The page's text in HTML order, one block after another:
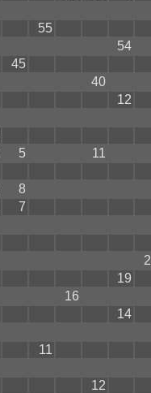
55
54
45
40
12
5
11
8
7
19
16
14
11
12